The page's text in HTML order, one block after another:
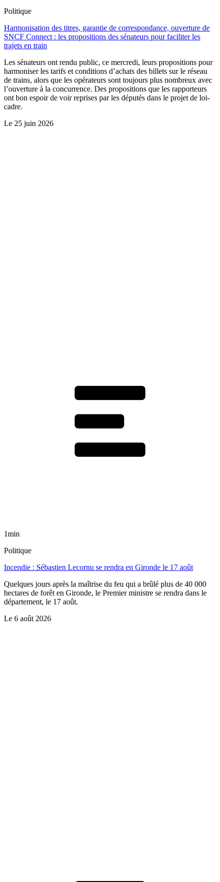
Politique
Harmonisation des titres, garantie de correspondance, ouverture de
SNCF Connect : les propositions des sénateurs pour faciliter les
trajets en train
Les sénateurs ont rendu public, ce mercredi, leurs propositions pour
harmoniser les tarifs et conditions d’achats des billets sur le réseau
de trains, alors que les opérateurs sont toujours plus nombreux avec
l’ouverture à la concurrence. Des propositions que les rapporteurs
ont bon espoir de voir reprises par les députés dans le projet de loi-
cadre.
Le 25 juin 2026
1min
Politique
Incendie : Sébastien Lecornu se rendra en Gironde le 17 août
Quelques jours après la maîtrise du feu qui a brûlé plus de 40 000
hectares de forêt en Gironde, le Premier ministre se rendra dans le
département, le 17 août.
Le 6 août 2026